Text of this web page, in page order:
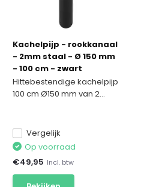
Kachelpijp - rookkanaal
- 2mm staal - Ø 150 mm
- 100 cm - zwart
Hittebestendige kachelpijp
100 cm Ø150 mm van 2...
Vergelijk
Op voorraad
€49,95 Incl. btw